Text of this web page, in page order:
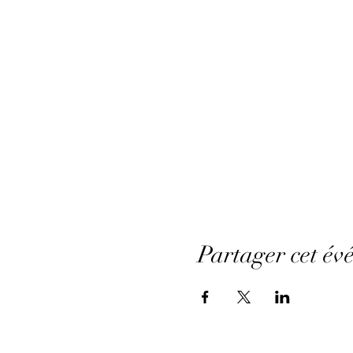
Partager cet